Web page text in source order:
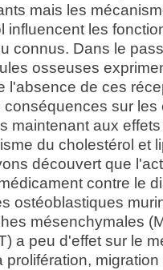
mais les
influencent les
connus. Dans le
osseuses
l'absence de ces
sur
maintenant aux
du cholestérol et
découvert que
contre le
ostéoblastiques
mésenchymales
a peu d'effet sur le
prolifération,